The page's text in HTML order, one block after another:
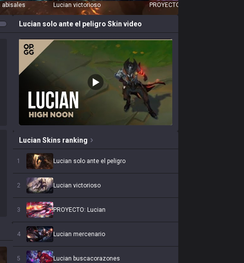
abisales Lucian victorioso PROYECTO: Lucian
Lucian solo ante el peligro Skin video
Lucian Skins ranking
1 Lucian solo ante el peligro
2 Lucian victorioso
3 PROYECTO: Lucian
4 Lucian mercenario
5 Lucian buscacorazones